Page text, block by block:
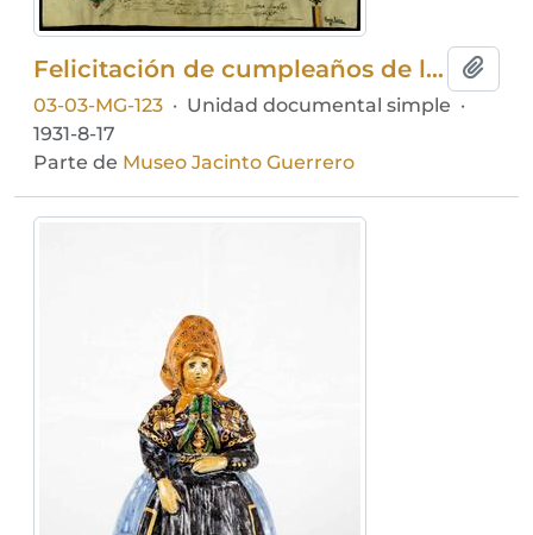
Felicitación de cumpleaños de la Agrupación Musical Guerrero a Jacinto Guerrero
03-03-MG-123 · Unidad documental simple ·
1931-8-17
Parte de Museo Jacinto Guerrero